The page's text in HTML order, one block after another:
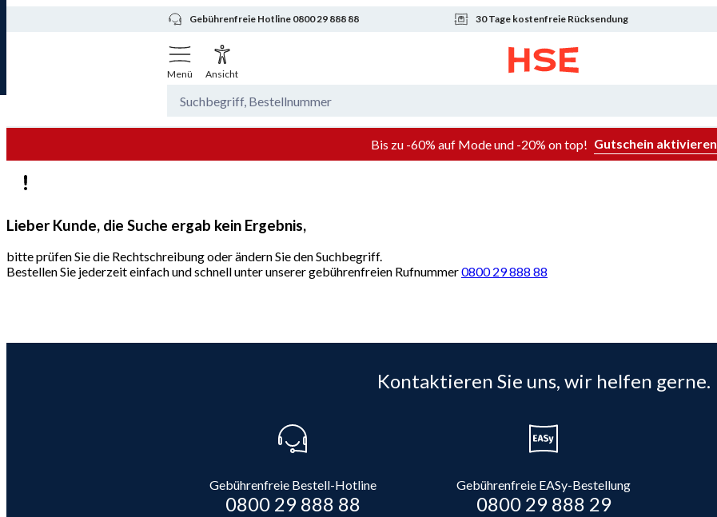
Gebührenfreie Hotline 0800 29 888 88 30 Tage kostenfreie Rücksendung
Menü Ansicht
Bis zu -60% auf Mode und -20% on top! Gutschein aktivieren
Lieber Kunde, die Suche ergab kein Ergebnis,
bitte prüfen Sie die Rechtschreibung oder ändern Sie den Suchbegriff.
Bestellen Sie jederzeit einfach und schnell unter unserer gebührenfreien Rufnummer0800 29 888 88
Kontaktieren Sie uns, wir helfen gerne.
Gebührenfreie Bestell-Hotline
0800 29 888 88
Gebührenfreie EASy-Bestellung
0800 29 888 29